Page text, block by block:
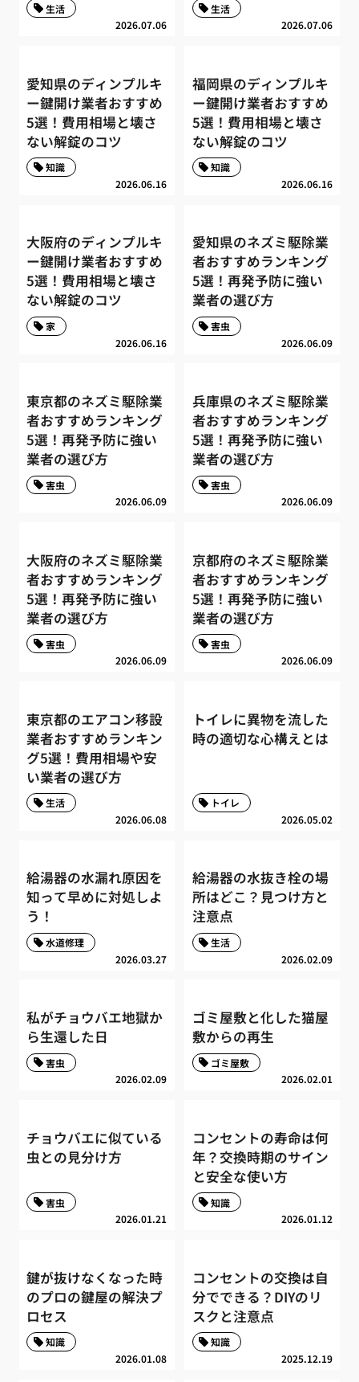
2026.07.06
生活
2026.07.06
生活
愛知県のディンプルキ
ー鍵開け業者おすすめ
5選！費用相場と壊さ
ない解錠のコツ
2026.06.16
知識
福岡県のディンプルキ
ー鍵開け業者おすすめ
5選！費用相場と壊さ
ない解錠のコツ
2026.06.16
知識
大阪府のディンプルキ
ー鍵開け業者おすすめ
5選！費用相場と壊さ
ない解錠のコツ
2026.06.16
家
愛知県のネズミ駆除業
者おすすめランキング
5選！再発予防に強い
業者の選び方
2026.06.09
害虫
東京都のネズミ駆除業
者おすすめランキング
5選！再発予防に強い
業者の選び方
2026.06.09
害虫
兵庫県のネズミ駆除業
者おすすめランキング
5選！再発予防に強い
業者の選び方
2026.06.09
害虫
大阪府のネズミ駆除業
者おすすめランキング
5選！再発予防に強い
業者の選び方
2026.06.09
害虫
京都府のネズミ駆除業
者おすすめランキング
5選！再発予防に強い
業者の選び方
2026.06.09
害虫
東京都のエアコン移設
業者おすすめランキン
グ5選！費用相場や安
い業者の選び方
2026.06.08
生活
トイレに異物を流した
時の適切な心構えとは
2026.05.02
トイレ
給湯器の水漏れ原因を
知って早めに対処しよ
う！
2026.03.27
水道修理
給湯器の水抜き栓の場
所はどこ？見つけ方と
注意点
2026.02.09
生活
私がチョウバエ地獄か
ら生還した日
2026.02.09
害虫
ゴミ屋敷と化した猫屋
敷からの再生
2026.02.01
ゴミ屋敷
チョウバエに似ている
虫との見分け方
2026.01.21
害虫
コンセントの寿命は何
年？交換時期のサイン
と安全な使い方
2026.01.12
知識
鍵が抜けなくなった時
のプロの鍵屋の解決プ
ロセス
2026.01.08
知識
コンセントの交換は自
分でできる？DIYのリ
スクと注意点
2025.12.19
知識